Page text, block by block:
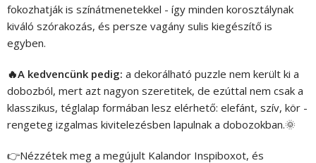
fokozhatják is színátmenetekkel - így minden korosztálynak
kiváló szórakozás, és persze vagány sulis kiegészítő is
egyben.
🔥A kedvencünk pedig: a dekorálható puzzle nem került ki a
dobozból, mert azt nagyon szeretitek, de ezúttal nem csak a
klasszikus, téglalap formában lesz elérhető: elefánt, szív, kör -
rengeteg izgalmas kivitelezésben lapulnak a dobozokban.🌞
👉Nézzétek meg a megújult Kalandor Inspiboxot, és